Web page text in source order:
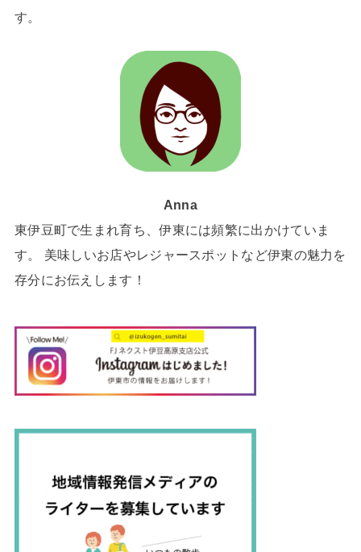
す。
Anna
東伊豆町で生まれ育ち、伊東には頻繁に出かけていま
す。 美味しいお店やレジャースポットなど伊東の魅力を
存分にお伝えします！